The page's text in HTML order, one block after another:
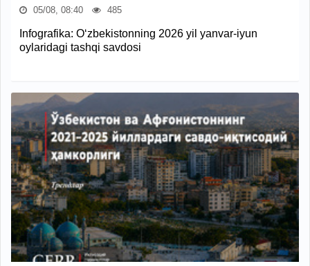
05/08, 08:40 485
Infografika: O‘zbekistonning 2026 yil yanvar-iyun
oylaridagi tashqi savdosi